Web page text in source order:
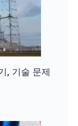
, 기술 문제